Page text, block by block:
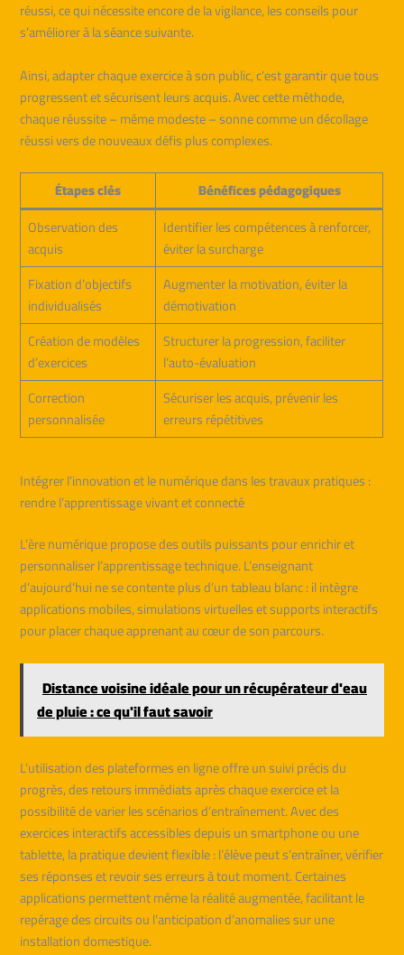
réussi, ce qui nécessite encore de la vigilance, les conseils pour
s’améliorer à la séance suivante.
Ainsi, adapter chaque exercice à son public, c’est garantir que tous
progressent et sécurisent leurs acquis. Avec cette méthode,
chaque réussite – même modeste – sonne comme un décollage
réussi vers de nouveaux défis plus complexes.
Étapes clés
Bénéfices pédagogiques
Observation des
acquis
Identifier les compétences à renforcer,
éviter la surcharge
Fixation d’objectifs
individualisés
Augmenter la motivation, éviter la
démotivation
Création de modèles
d’exercices
Structurer la progression, faciliter
l’auto-évaluation
Correction
personnalisée
Sécuriser les acquis, prévenir les
erreurs répétitives
Intégrer l’innovation et le numérique dans les travaux pratiques :
rendre l’apprentissage vivant et connecté
L’ère numérique propose des outils puissants pour enrichir et
personnaliser l’apprentissage technique. L’enseignant
d’aujourd’hui ne se contente plus d’un tableau blanc : il intègre
applications mobiles, simulations virtuelles et supports interactifs
pour placer chaque apprenant au cœur de son parcours.
Distance voisine idéale pour un récupérateur d'eau
de pluie : ce qu'il faut savoir
L’utilisation des plateformes en ligne offre un suivi précis du
progrès, des retours immédiats après chaque exercice et la
possibilité de varier les scénarios d’entraînement. Avec des
exercices interactifs accessibles depuis un smartphone ou une
tablette, la pratique devient flexible : l’élève peut s’entraîner, vérifier
ses réponses et revoir ses erreurs à tout moment. Certaines
applications permettent même la réalité augmentée, facilitant le
repérage des circuits ou l’anticipation d’anomalies sur une
installation domestique.